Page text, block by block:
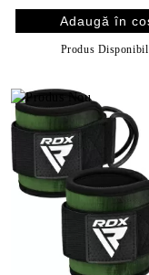
Produs Disponibil